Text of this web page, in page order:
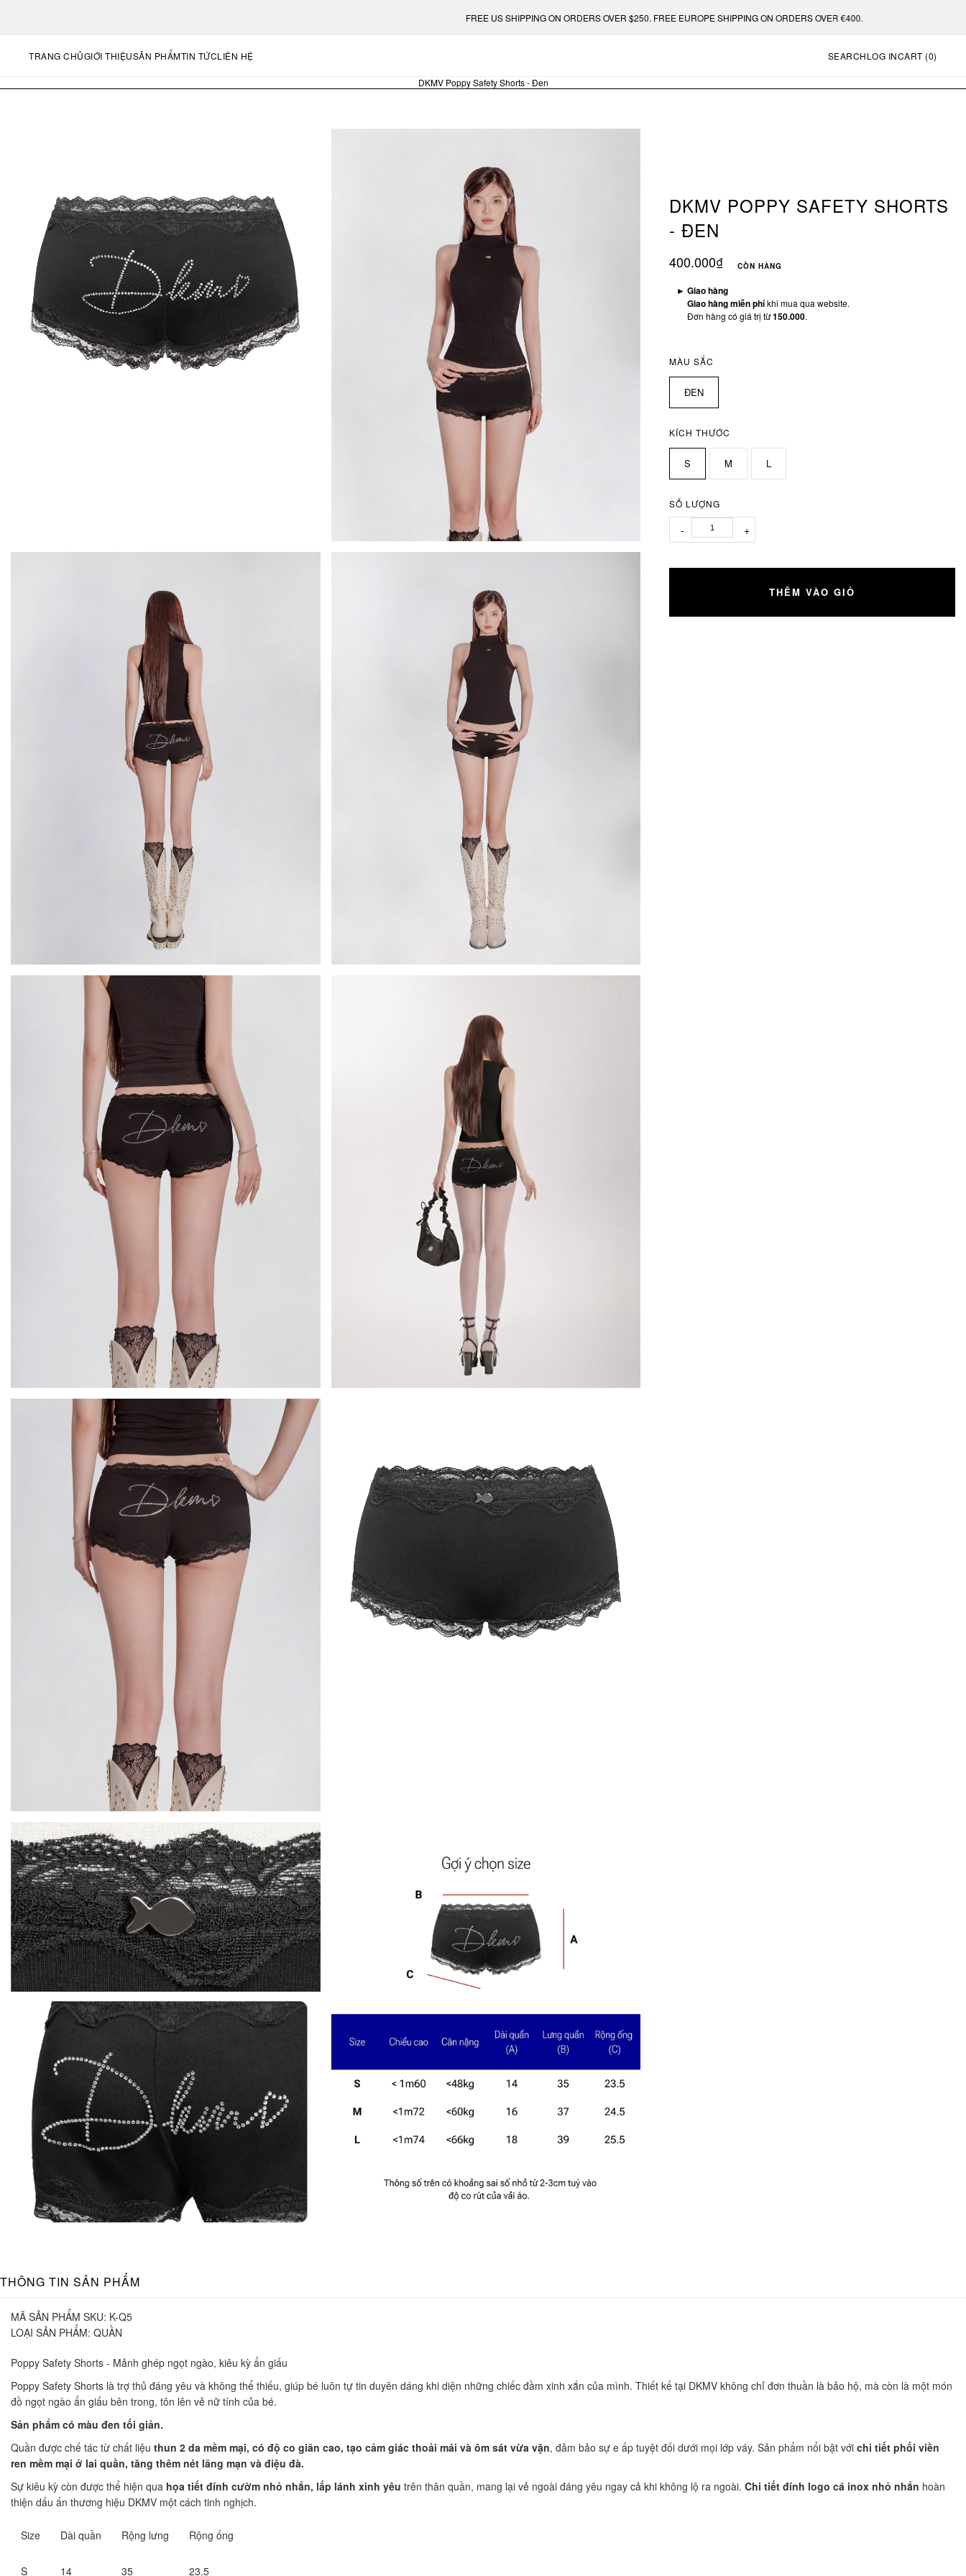
FREE US SHIPPING ON ORDERS OVER $250. FREE EUROPE SHIPPING ON ORDERS OVER €400.
TRANG CHỦGIỚI THIỆUSẢN PHẨMTIN TỨCLIÊN HỆ SEARCHLOG INCART (0)
DKMV Poppy Safety Shorts - Đen
DKMV POPPY SAFETY SHORTS
- ĐEN
400.000₫ CÒN HÀNG
► Giao hàng
Giao hàng miễn phíkhi mua qua website.
Đơn hàng có giá trị từ150.000.
MÀU SẮC
ĐEN
KÍCH THƯỚC
S M L
SỐ LƯỢNG
- +
THÊM VÀO GIỎ
THÔNG TIN SẢN PHẨM
MÃ SẢN PHẨM SKU: K-Q5
LOẠI SẢN PHẨM: QUẦN
Poppy Safety Shorts - Mảnh ghép ngọt ngào, kiêu kỳ ẩn giấu
Poppy Safety Shorts là trợ thủ đáng yêu và không thể thiếu, giúp bé luôn tự tin duyên dáng khi diện những chiếc đầm xinh xắn của mình. Thiết kế tại DKMV không chỉ đơn thuần là bảo hộ, mà còn là một món
đồ ngọt ngào ẩn giấu bên trong, tôn lên vẻ nữ tính của bé.
Sản phẩm có màu đen tối giản.
Quần được chế tác từ chất liệu thun 2 da mềm mại, có độ co giãn cao, tạo cảm giác thoải mái và ôm sát vừa vặn, đảm bảo sự e ấp tuyệt đối dưới mọi lớp váy. Sản phẩm nổi bật với chi tiết phối viền
ren mềm mại ở lai quần, tăng thêm nét lãng mạn và điệu đà.
Sự kiêu kỳ còn được thể hiện qua họa tiết đính cườm nhỏ nhắn, lấp lánh xinh yêu trên thân quần, mang lại vẻ ngoài đáng yêu ngay cả khi không lộ ra ngoài. Chi tiết đính logo cá inox nhỏ nhắn hoàn
thiện dấu ấn thương hiệu DKMV một cách tinh nghịch.
Size Dài quần Rộng lưng Rộng ống
S 14 35 23.5